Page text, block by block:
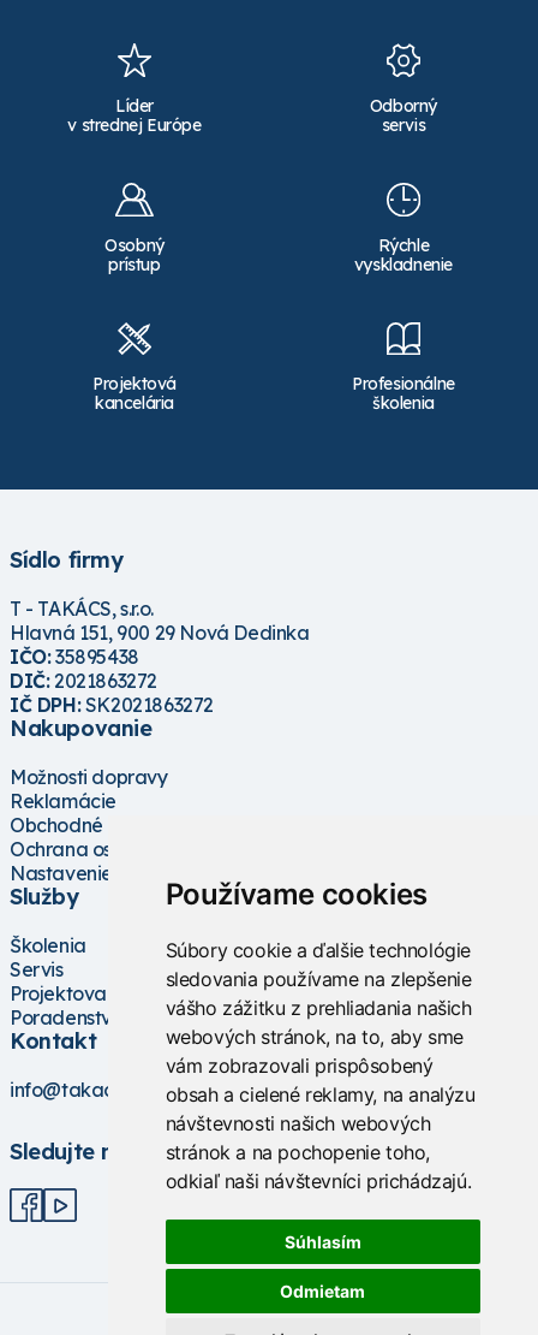
Používame cookies
Súbory cookie a ďalšie technológie
sledovania používame na zlepšenie
vášho zážitku z prehliadania našich
webových stránok, na to, aby sme
vám zobrazovali prispôsobený
obsah a cielené reklamy, na analýzu
návštevnosti našich webových
stránok a na pochopenie toho,
odkiaľ naši návštevníci prichádzajú.
Súhlasím
Odmietam
Líder
v strednej Európe
Odborný
servis
Osobný
prístup
Rýchle
vyskladnenie
Projektová
kancelária
Profesionálne
školenia
Sídlo firmy
T - TAKÁCS, s.r.o.
Hlavná 151, 900 29 Nová Dedinka
IČO:35895438
DIČ:2021863272
IČ DPH:SK2021863272
Nakupovanie
Možnosti dopravy
Reklamácie
Obchodné podmienky
Ochrana osobných údajov
Nastavenie cookies
Služby
Školenia
Servis
Projektovanie
Poradenstvo
Kontakt
info@takacs.sk
Sledujte nás